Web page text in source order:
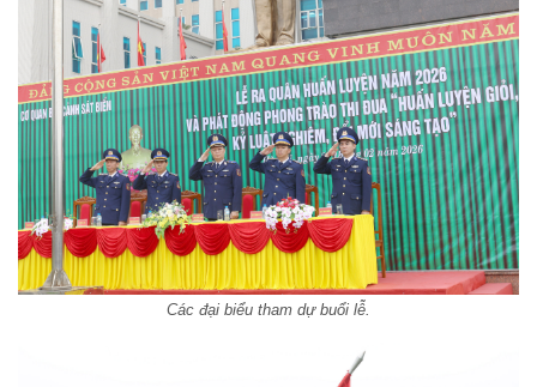
Các đại biểu tham dự buổi lễ.